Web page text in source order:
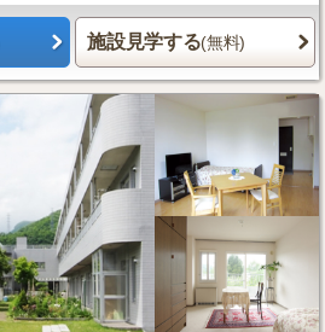
施設見学する(無料)